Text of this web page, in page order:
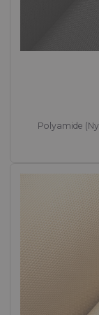
Polyamide